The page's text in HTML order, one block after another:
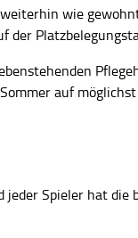
wie
der
auf
jeder Spieler hat